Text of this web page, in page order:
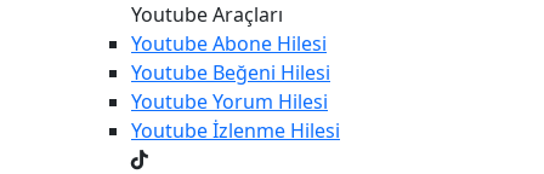
Youtube Araçları
YoutubeAbone Hilesi
Youtube Beğeni Hilesi
YoutubeYorum Hilesi
Youtubeİzlenme Hilesi